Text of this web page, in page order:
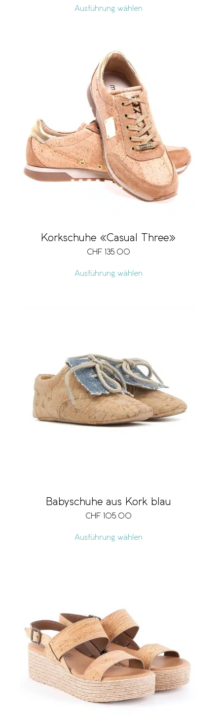
Ausführung wählen
Korkschuhe «Casual Three»
CHF 135.00
Ausführung wählen
Babyschuhe aus Kork blau
CHF 105.00
Ausführung wählen